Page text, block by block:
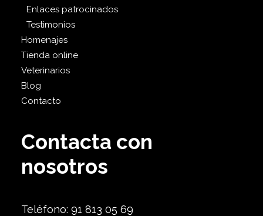
Enlaces patrocinados
Testimonios
Homenajes
Tienda online
Veterinarios
Blog
Contacto
Contacta con
nosotros
Teléfono: 91 813 05 69